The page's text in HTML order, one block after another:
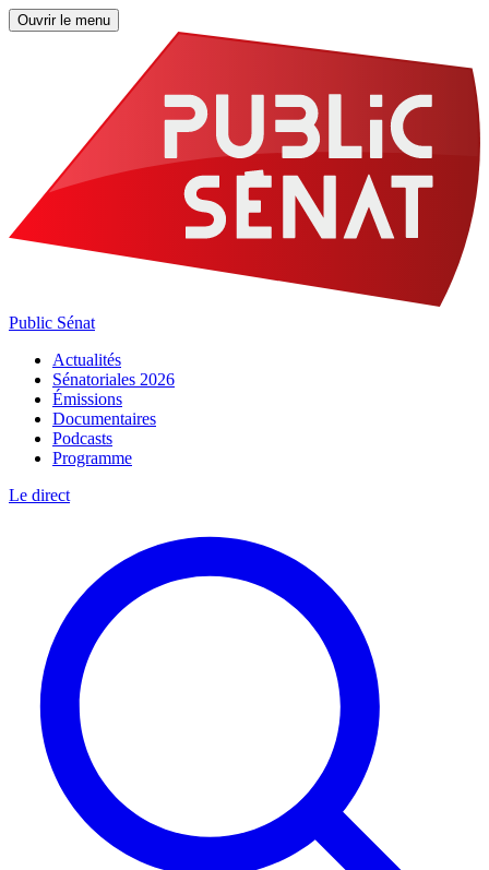
Ouvrir le menu
Public Sénat
Actualités
Sénatoriales 2026
Émissions
Documentaires
Podcasts
Programme
Le direct